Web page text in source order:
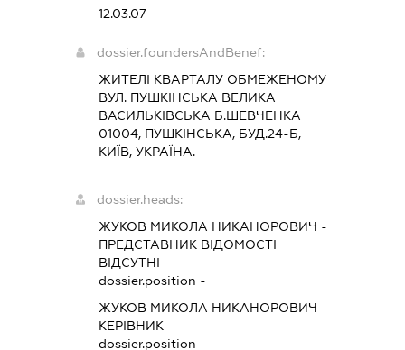
12.03.07
dossier.foundersAndBenef:
ЖИТЕЛІ КВАРТАЛУ ОБМЕЖЕНОМУ
ВУЛ. ПУШКІНСЬКА ВЕЛИКА
ВАСИЛЬКІВСЬКА Б.ШЕВЧЕНКА
01004, ПУШКІНСЬКА, БУД.24-Б,
КИЇВ, УКРАЇНА.
dossier.heads:
ЖУКОВ МИКОЛА НИКАНОРОВИЧ -
ПРЕДСТАВНИК ВІДОМОСТІ
ВІДСУТНІ
dossier.position -
ЖУКОВ МИКОЛА НИКАНОРОВИЧ -
КЕРІВНИК
dossier.position -